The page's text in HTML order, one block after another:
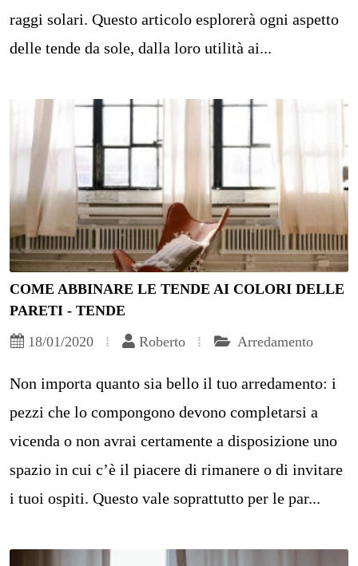
raggi solari. Questo articolo esplorerà ogni aspetto
delle tende da sole, dalla loro utilità ai...
COME ABBINARE LE TENDE AI COLORI DELLE
PARETI - TENDE
18/01/2020
Roberto Arredamento
Non importa quanto sia bello il tuo arredamento: i
pezzi che lo compongono devono completarsi a
vicenda o non avrai certamente a disposizione uno
spazio in cui c’è il piacere di rimanere o di invitare
i tuoi ospiti. Questo vale soprattutto per le par...